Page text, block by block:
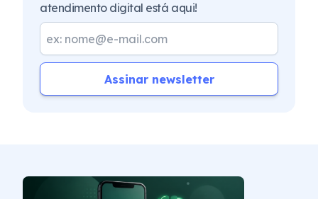
atendimento digital está aqui!
Assinar newsletter